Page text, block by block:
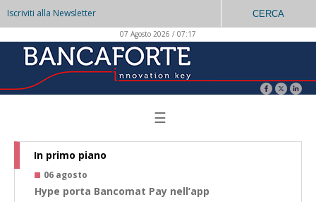
Iscriviti alla Newsletter CERCA
07 Agosto 2026 / 07:17
☰
In primo piano
06 agosto
Hype porta Bancomat Pay nell’app